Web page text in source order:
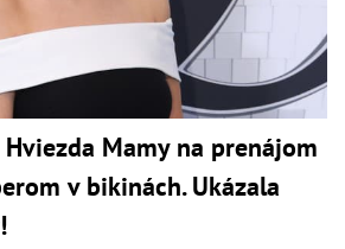
Mamy na prenájom
v bikinách. Ukázala